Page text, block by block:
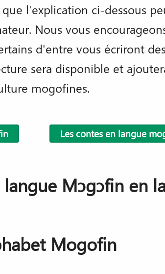
l'explication ci-dessous
Nous vous
d'entre vous écriront
sera disponible et
mogofines.
Les contes en langue
Mɔgɔfin en
Mogofin